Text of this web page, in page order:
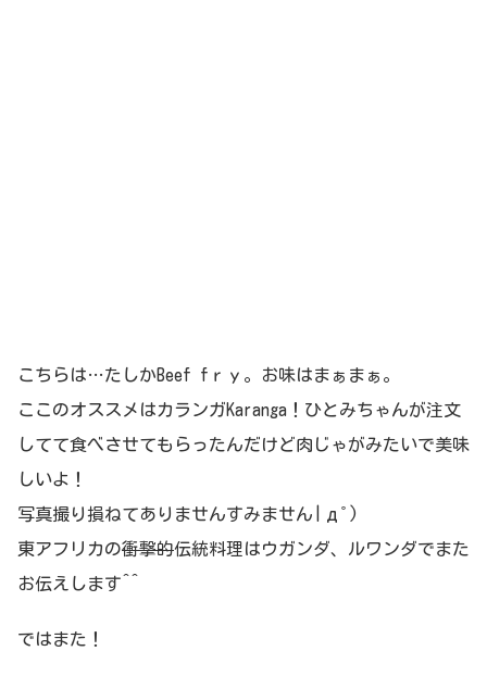
こちらは…たしかBeef fｒｙ。お味はまぁまぁ。
ここのオススメはカランガKaranga！ひとみちゃんが注文
してて食べさせてもらったんだけど肉じゃがみたいで美味
しいよ！
写真撮り損ねてありませんすみません|дﾟ)
東アフリカの衝撃的伝統料理はウガンダ、ルワンダでまた
お伝えします^^
ではまた！